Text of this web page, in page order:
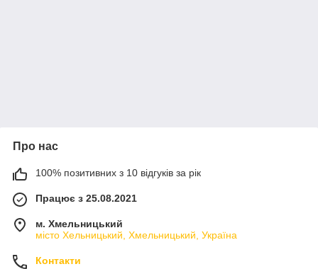
Про нас
100% позитивних з 10 відгуків за рік
Працює з 25.08.2021
м. Хмельницький
місто Хельницький, Хмельницький, Україна
Контакти